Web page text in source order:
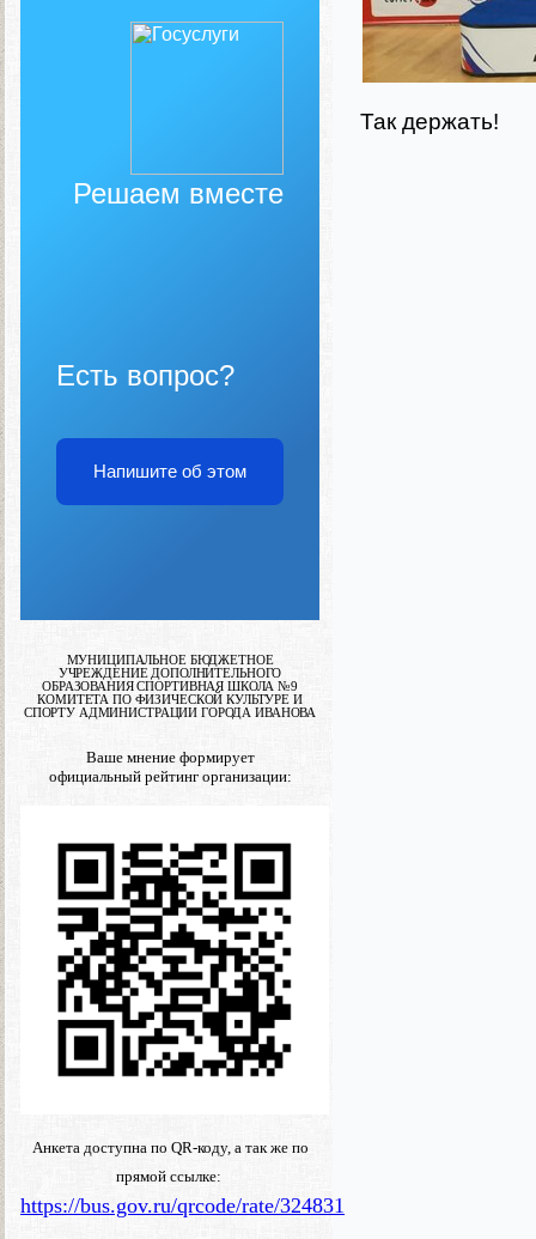
Решаем вместе
Есть вопрос?
Напишите об этом
МУНИЦИПАЛЬНОЕ БЮДЖЕТНОЕ
УЧРЕЖДЕНИЕ ДОПОЛНИТЕЛЬНОГО
ОБРАЗОВАНИЯ СПОРТИВНАЯ ШКОЛА №9
КОМИТЕТА ПО ФИЗИЧЕСКОЙ КУЛЬТУРЕ И
СПОРТУ АДМИНИСТРАЦИИ ГОРОДА ИВАНОВА
Ваше мнение формирует
официальный рейтинг организации:
Анкета доступна по QR-коду, а так же по
прямой ссылке:
https://bus.gov.ru/qrcode/rate/324831
Так держать!